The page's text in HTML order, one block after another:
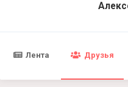
Лента Друзья